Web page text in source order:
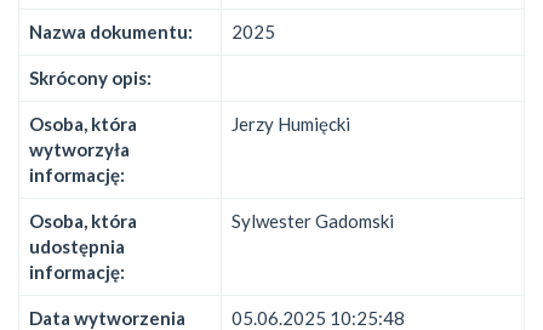
Nazwa dokumentu: 2025
Skrócony opis:
Osoba, która
wytworzyła
informację:
Jerzy Humięcki
Osoba, która
udostępnia
informację:
Sylwester Gadomski
Data wytworzenia
05.06.2025 10:25:48